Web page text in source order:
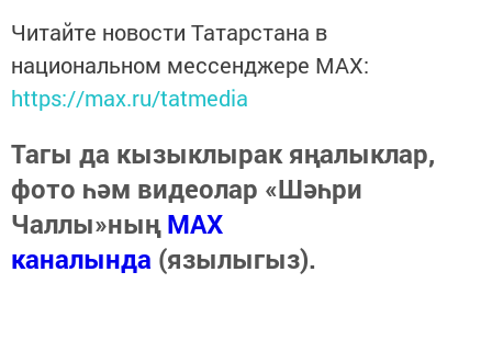
Читайте новости Татарстана в
национальном мессенджере MАХ:
https://max.ru/tatmedia
Тагы да кызыклырак яңалыклар,
фото һәм видеолар «Шәһри
Чаллы»ныңMAX
каналында (язылыгыз).